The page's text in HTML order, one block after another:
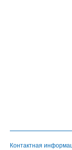
Контактная